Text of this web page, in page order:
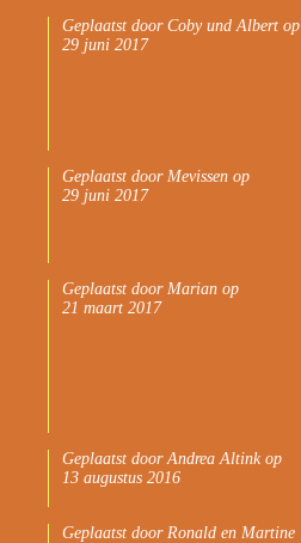
Geplaatst door Coby und Albert op
29 juni 2017
Geplaatst door Mevissen op
29 juni 2017
Geplaatst door Marian op
21 maart 2017
Geplaatst door Andrea Altink op
13 augustus 2016
Geplaatst door Ronald en Martine